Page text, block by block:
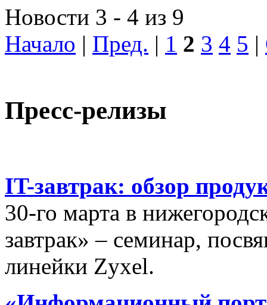
Новости 3 - 4 из 9
Начало | Пред. | 1 2 3 4 5 |
Пресс-релизы
IT-завтрак: обзор
30-го марта в
завтрак» – семинар,
линейки Zyxel.